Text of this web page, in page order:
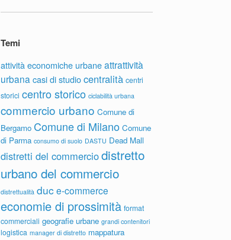
Temi
attività economiche urbane attrattività
urbana casi di studio centralità centri
storici centro storico ciclabilità urbana
commercio urbano Comune di
Bergamo Comune di Milano Comune
di Parma consumo di suolo DASTU Dead Mall
distretti del commerciodistretto
urbano del commercio
distrettualità duc e-commerce
economie di prossimità format
commerciali geografie urbane grandi contenitori
logistica manager di distretto mappatura